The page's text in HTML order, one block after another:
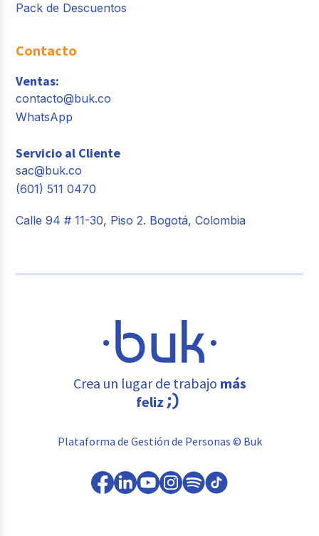
Pack de Descuentos
Contacto
Ventas:
contacto@buk.co
WhatsApp
Servicio al Cliente
sac@buk.co
(601) 511 0470
Calle 94 # 11-30, Piso 2. Bogotá, Colombia
Crea un lugar de trabajo más
feliz
Plataforma de Gestión de Personas © Buk